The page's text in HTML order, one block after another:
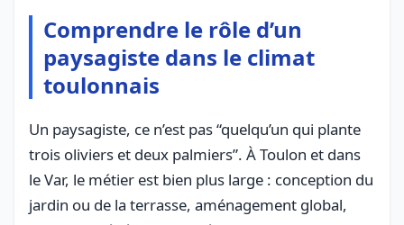
Comprendre le rôle d’un
paysagiste dans le climat
toulonnais
Un paysagiste, ce n’est pas “quelqu’un qui plante
trois oliviers et deux palmiers”. À Toulon et dans
le Var, le métier est bien plus large : conception du
jardin ou de la terrasse, aménagement global,